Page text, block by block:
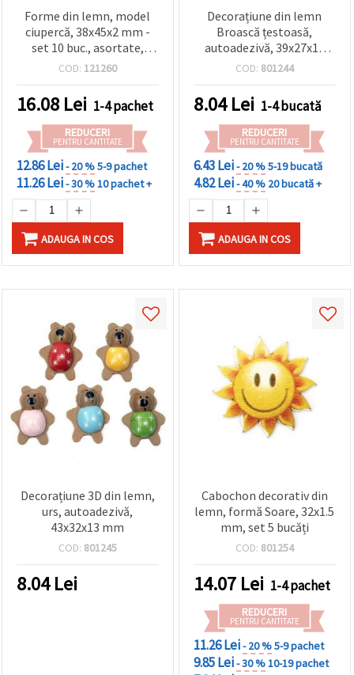
Forme din lemn, model
ciupercă, 38x45x2 mm -
set 10 buc., asortate,
pentru hobby & craft
COD: 121260
16.08 Lei 1-4 pachet
REDUCERI
PENTRU CANTITATE
12.86 Lei- 20 %5-9 pachet
11.26 Lei- 30 %10 pachet +
ADAUGA IN COS
Decorațiune din lemn
Broască țestoasă,
autoadezivă, 39x27x13
mm
COD: 801244
8.04Lei 1-4 bucată
REDUCERI
PENTRU CANTITATE
6.43 Lei- 20 %5-19 bucată
4.82 Lei- 40 % 20 bucată +
ADAUGA IN COS
Decorațiune 3D din lemn,
urs, autoadezivă,
43x32x13 mm
COD: 801245
8.04Lei
Cabochon decorativ din
lemn, formă Soare, 32x1.5
mm, set 5 bucăți
COD: 801254
14.07 Lei 1-4 pachet
REDUCERI
PENTRU CANTITATE
11.26 Lei- 20 %5-9 pachet
9.85 Lei- 30 %10-19 pachet